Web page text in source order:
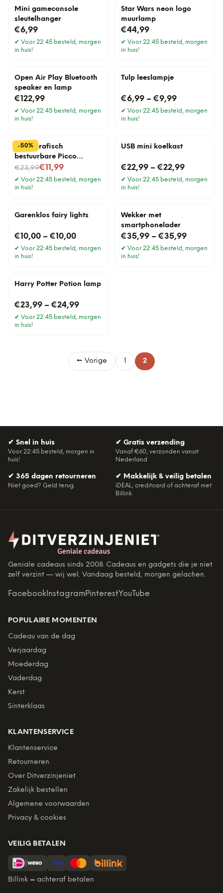
Mini gameconsole
sleutelhanger
€6,99
✔ Voor 22:45 besteld, morgen
in huis!
Star Wars neon logo
muurlamp
€44,99
✔ Voor 22:45 besteld, morgen
in huis!
Open Air Play Bluetooth
speaker en lamp
€122,99
✔ Voor 22:45 besteld, morgen
in huis!
Tulp leeslampje
€6,99 – €9,99
✔ Voor 22:45 besteld, morgen
in huis!
-50%
Radiografisch
bestuurbare Picco
stuntauto
€23,99
Nu voor€11,99
✔ Voor 22:45 besteld, morgen
in huis!
USB mini koelkast
€22,99 – €22,99
✔ Voor 22:45 besteld, morgen
in huis!
Garenklos fairy lights
€10,00 – €10,00
✔ Voor 22:45 besteld, morgen
in huis!
Wekker met
smartphonelader
€35,99 – €35,99
✔ Voor 22:45 besteld, morgen
in huis!
Harry Potter Potion lamp
€23,99 – €24,99
✔ Voor 22:45 besteld, morgen
in huis!
← Vorige 1 2
✔ Snel in huis
Voor 22:45 besteld, morgen in
huis!
✔ Gratis verzending
Vanaf €60, verzonden vanuit
Nederland
✔ 365 dagen retourneren
Niet goed? Geld terug.
✔ Makkelijk & veilig betalen
iDEAL, creditcard of achteraf met
Billink
Geniale cadeaus sinds 2008. Cadeaus en gadgets die je niet
zelf verzint — wij wel. Vandaag besteld, morgen gelachen.
Facebook InstagramPinterestYouTube
POPULAIRE MOMENTEN
Cadeau van de dag
Verjaardag
Moederdag
Vaderdag
Kerst
Sinterklaas
KLANTENSERVICE
Klantenservice
Retourneren
Over Ditverzinjeniet
Zakelijk bestellen
Algemene voorwaarden
Privacy & cookies
VEILIG BETALEN
Billink = achteraf betalen